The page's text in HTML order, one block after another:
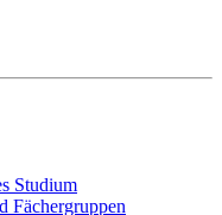
Studium
Fächergruppen